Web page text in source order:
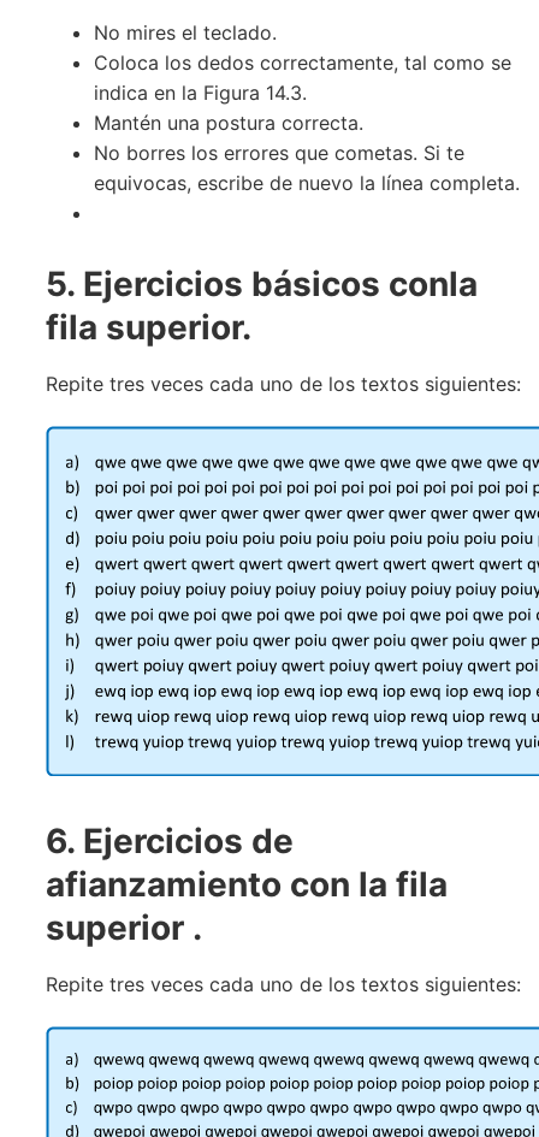
No mires el teclado.
Coloca los dedos correctamente, tal como se
indica en la Figura 14.3.
Mantén una postura correcta.
No borres los errores que cometas. Si te
equivocas, escribe de nuevo la línea completa.
5. Ejercicios básicos conla
fila superior.
Repite tres veces cada uno de los textos siguientes:
6. Ejercicios de
afianzamiento con la fila
superior .
Repite tres veces cada uno de los textos siguientes: